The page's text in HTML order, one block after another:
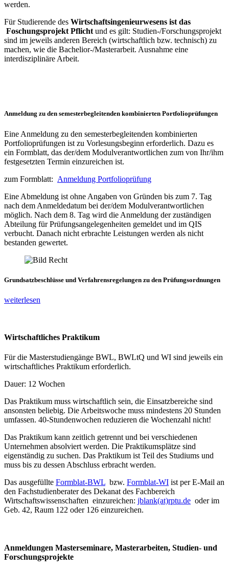
werden.
Für Studierende des Wirtschaftsingenieurwesens ist das
Foschungsprojekt Pflicht und es gilt: Studien-/Forschungsprojekt
sind im jeweils anderen Bereich (wirtschaftlich bzw. technisch) zu
machen, wie die Bachelior-/Masterarbeit. Ausnahme eine
interdisziplinäre Arbeit.
Anmeldung zu den semesterbegleitenden kombinierten Portfolioprüfungen
Eine Anmeldung zu den semesterbegleitenden kombinierten
Portfolioprüfungen ist zu Vorlesungsbeginn erforderlich. Dazu es
ein Formblatt, das der/dem Modulverantwortlichen zum von Ihr/ihm
festgesetzten Termin einzureichen ist.
zum Formblatt: Anmeldung Portfolioprüfung
Eine Abmeldung ist ohne Angaben von Gründen bis zum 7. Tag
nach dem Anmeldedatum bei der/dem Modulverantwortlichen
möglich. Nach dem 8. Tag wird die Anmeldung der zuständigen
Abteilung für Prüfungsangelegenheiten gemeldet und im QIS
verbucht. Danach nicht erbrachte Leistungen werden als nicht
bestanden gewertet.
Grundsatzbeschlüsse und Verfahrensregelungen zu den Prüfungsordnungen
weiterlesen
Wirtschaftliches Praktikum
Für die Masterstudiengänge BWL, BWLtQ und WI sind jeweils ein
wirtschaftliches Praktikum erforderlich.
Dauer: 12 Wochen
Das Praktikum muss wirtschaftlich sein, die Einsatzbereiche sind
ansonsten beliebig. Die Arbeitswoche muss mindestens 20 Stunden
umfassen. 40-Stundenwochen reduzieren die Wochenzahl nicht!
Das Praktikum kann zeitlich getrennt und bei verschiedenen
Unternehmen absolviert werden. Die Praktikumsplätze sind
eigenständig zu suchen. Das Praktikum ist Teil des Studiums und
muss bis zu dessen Abschluss erbracht werden.
Das ausgefüllte Formblat-BWL bzw. Formblat-WI ist per E-Mail an
den Fachstudienberater des Dekanat des Fachbereich
Wirtschaftswissenschaften einzureichen: jblank(at)rptu.de oder im
Geb. 42, Raum 122 oder 126 einzureichen.
Anmeldungen Masterseminare, Masterarbeiten, Studien- und
Forschungsprojekte